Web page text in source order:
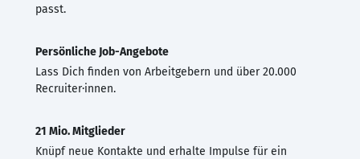
passt.
Persönliche Job-Angebote
Lass Dich finden von Arbeitgebern und über 20.000
Recruiter·innen.
21 Mio. Mitglieder
Knüpf neue Kontakte und erhalte Impulse für ein